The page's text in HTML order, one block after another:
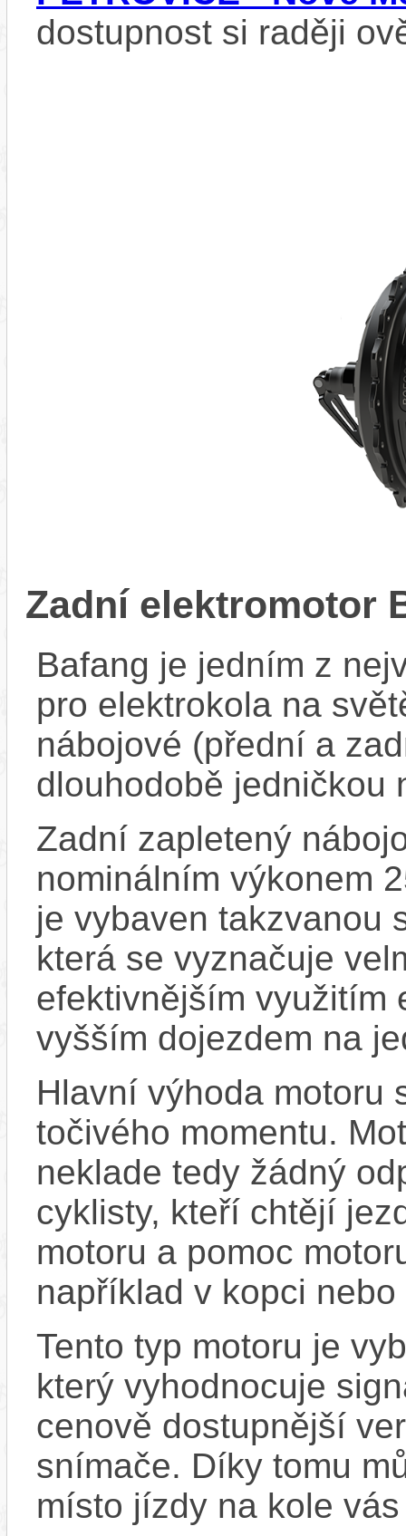
dostupnost si raději
Zadní elektromotor
Bafang je jedním z
pro elektrokola na
nábojové (přední a
dlouhodobě jedničkou
Zadní zapletený
nominálním výkonem
je vybaven takzvanou
která se vyznačuje
efektivnějším využitím
vyšším dojezdem na
Hlavní výhoda motoru
točivého momentu.
neklade tedy žádný
cyklisty, kteří chtějí
motoru a pomoc
například v kopci
Tento typ motoru je
který vyhodnocuje
cenově dostupnější
snímače. Díky tomu
místo jízdy na kole